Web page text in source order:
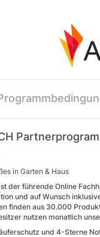
in Garten & Haus
der führende Online
und auf Wunsch
finden aus 30.000
nutzen monatlich
und 4-Sterne